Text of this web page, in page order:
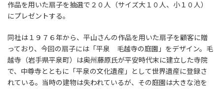
作品を用いた扇子を抽選で２０人（サイズ大１０人、小１０人）
にプレゼントする。
同社は１９７６年から、平山さんの作品を用いた扇子を顧客に贈
っており、今回の扇子には「平泉 毛越寺の庭園」をデザイン。毛
越寺（岩手県平泉町）は奥州藤原氏が平安時代末に建立した寺院
で、中尊寺とともに「平泉の文化遺産」として世界遺産に登録さ
れている。当時の建物は失われているが、その庭園は大きな池を